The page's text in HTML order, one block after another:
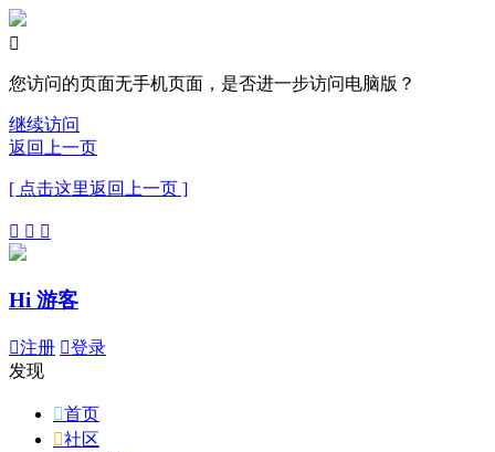

您访问的页面无手机页面，是否进一步访问电脑版？
继续访问
返回上一页
[ 点击这里返回上一页 ]
  
Hi 游客
注册 登录
发现
首页
社区